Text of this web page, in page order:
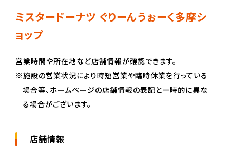
ミスタードーナツ ぐりーんうぉーく多摩シ
ョップ
営業時間や所在地など店舗情報が確認できます。
※施設の営業状況により時短営業や臨時休業を行っている
場合等、ホームページの店舗情報の表記と一時的に異な
る場合がございます。
店舗情報